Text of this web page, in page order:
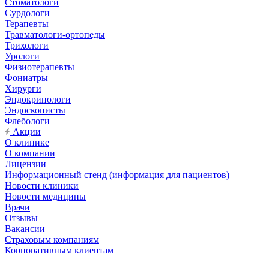
Стоматологи
Сурдологи
Терапевты
Травматологи-ортопеды
Трихологи
Урологи
Физиотерапевты
Фониатры
Хирурги
Эндокринологи
Эндоскописты
Флебологи
Акции
О клинике
О компании
Лицензии
Информационный стенд (информация для пациентов)
Новости клиники
Новости медицины
Врачи
Отзывы
Вакансии
Страховым компаниям
Корпоративным клиентам